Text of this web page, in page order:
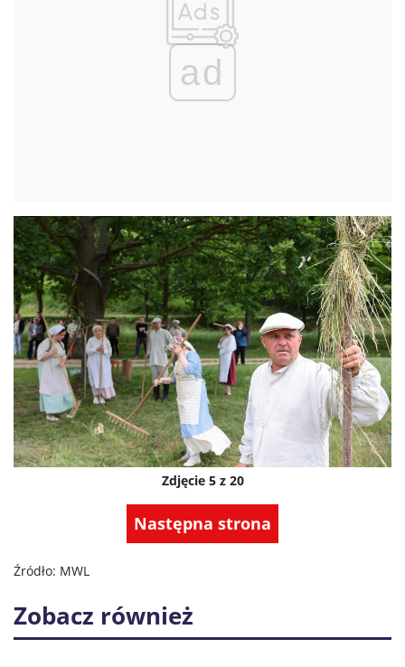
ad
Zdjęcie 5 z 20
Następna strona
Źródło: MWL
Zobacz również